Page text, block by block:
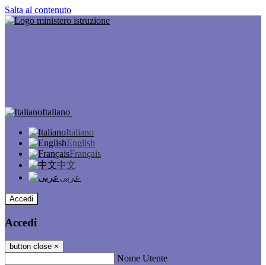
Salta al contenuto
Italiano
Italiano
English
Français
中文
عربى
Accedi
Accedi
button close ×
Nome Utente